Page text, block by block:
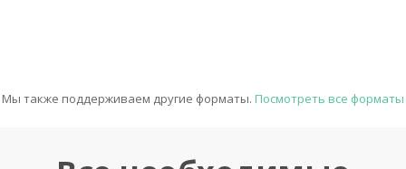
Мы также поддерживаем другие форматы. Посмотреть все форматы